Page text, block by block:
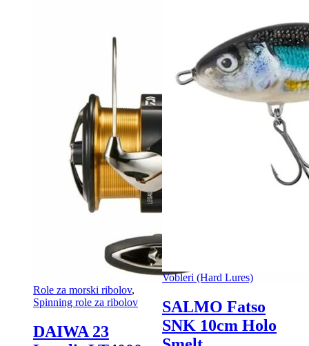
Role za morski ribolov,
Spinning role za ribolov
DAIWA 23
Vobleri (Hard Lures)
SALMO Fatso
SNK 10cm Holo